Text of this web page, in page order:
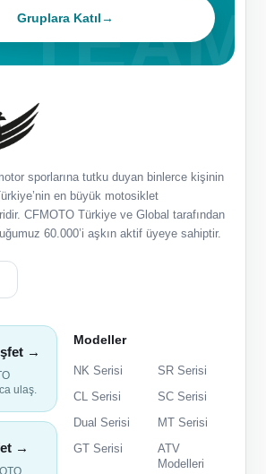
Gruplara Katıl→
sporlarına tutku duyan binlerce kişinin
en büyük motosiklet
CFMOTO Türkiye ve Global tarafından
60.000’i aşkın aktif üyeye sahiptir.
→
ulaş.
→
Modeller
NK Serisi
SR Serisi
CL Serisi
SC Serisi
Dual Serisi
MT Serisi
GT Serisi
ATV
Modelleri